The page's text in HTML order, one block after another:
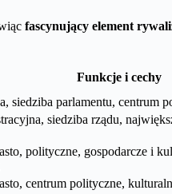
fascynujący element
Funkcje i cechy
siedziba parlamentu, centrum
siedziba rządu,
polityczne, gospodarcze i
centrum polityczne,